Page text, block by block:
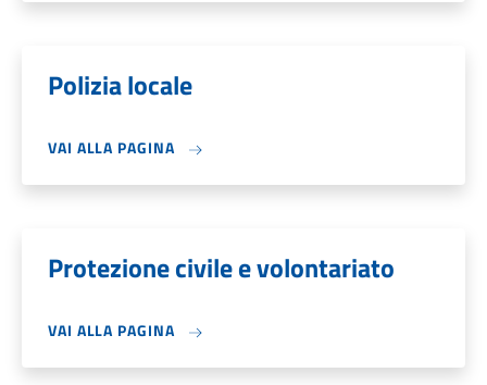
Polizia locale
VAI ALLA PAGINA
Protezione civile e volontariato
VAI ALLA PAGINA